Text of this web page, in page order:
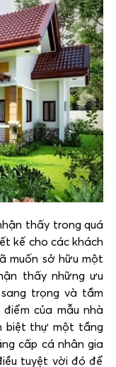
thấy trong quá
kế cho các khách
muốn sở hữu một
thấy những ưu
trọng và tầm
của mẫu nhà
biệt thự một tầng
cấp cá nhân gia
tuyệt vời đó để